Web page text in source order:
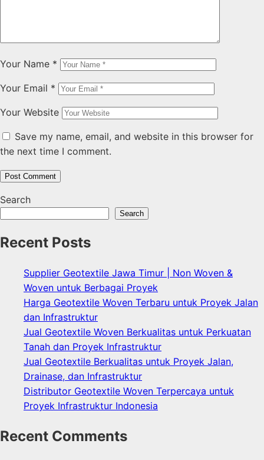
Your Name *
Your Email *
Your Website
Save my name, email, and website in this browser for
the next time I comment.
Search
Search
Recent Posts
Supplier Geotextile Jawa Timur | Non Woven &
Woven untuk Berbagai Proyek
Harga Geotextile Woven Terbaru untuk Proyek Jalan
dan Infrastruktur
Jual Geotextile Woven Berkualitas untuk Perkuatan
Tanah dan Proyek Infrastruktur
Jual Geotextile Berkualitas untuk Proyek Jalan,
Drainase, dan Infrastruktur
Distributor Geotextile Woven Terpercaya untuk
Proyek Infrastruktur Indonesia
Recent Comments